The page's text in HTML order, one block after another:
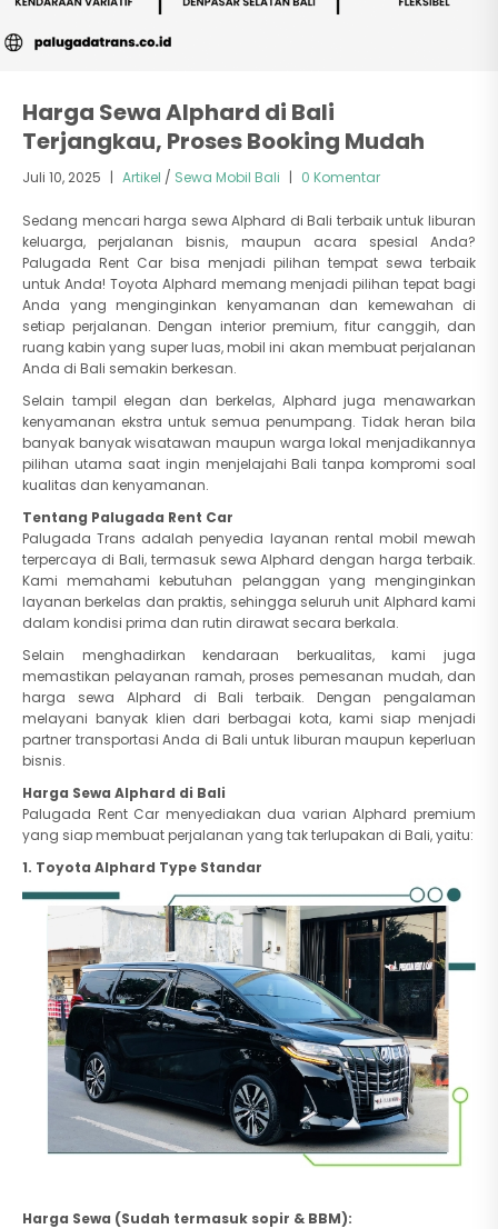
Harga Sewa Alphard di Bali
Terjangkau, Proses Booking Mudah
Juli 10, 2025 | Artikel / Sewa Mobil Bali | 0 Komentar
Sedang mencari harga sewa Alphard di Bali terbaik untuk liburan
keluarga, perjalanan bisnis, maupun acara spesial Anda?
Palugada Rent Car bisa menjadi pilihan tempat sewa terbaik
untuk Anda! Toyota Alphard memang menjadi pilihan tepat bagi
Anda yang menginginkan kenyamanan dan kemewahan di
setiap perjalanan. Dengan interior premium, fitur canggih, dan
ruang kabin yang super luas, mobil ini akan membuat perjalanan
Anda di Bali semakin berkesan.
Selain tampil elegan dan berkelas, Alphard juga menawarkan
kenyamanan ekstra untuk semua penumpang. Tidak heran bila
banyak banyak wisatawan maupun warga lokal menjadikannya
pilihan utama saat ingin menjelajahi Bali tanpa kompromi soal
kualitas dan kenyamanan.
Tentang Palugada Rent Car
Palugada Trans adalah penyedia layanan rental mobil mewah
terpercaya di Bali, termasuk sewa Alphard dengan harga terbaik.
Kami memahami kebutuhan pelanggan yang menginginkan
layanan berkelas dan praktis, sehingga seluruh unit Alphard kami
dalam kondisi prima dan rutin dirawat secara berkala.
Selain menghadirkan kendaraan berkualitas, kami juga
memastikan pelayanan ramah, proses pemesanan mudah, dan
harga sewa Alphard di Bali terbaik. Dengan pengalaman
melayani banyak klien dari berbagai kota, kami siap menjadi
partner transportasi Anda di Bali untuk liburan maupun keperluan
bisnis.
Harga Sewa Alphard di Bali
Palugada Rent Car menyediakan dua varian Alphard premium
yang siap membuat perjalanan yang tak terlupakan di Bali, yaitu:
1. Toyota Alphard Type Standar
Harga Sewa (Sudah termasuk sopir & BBM):